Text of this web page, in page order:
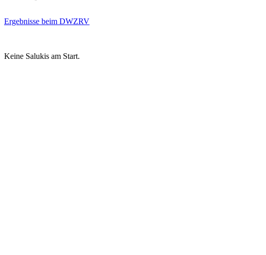
Ergebnisse beim DWZRV
Keine Salukis am Start.